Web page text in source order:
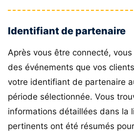
Identifiant de partenaire
Après vous être connecté,
des événements que vos
votre identifiant de partenaire
période sélectionnée. Vous
informations détaillées dans la
pertinents ont été résumés